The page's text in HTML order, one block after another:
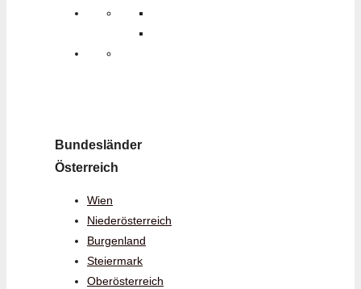
Bundesländer
Österreich
Wien
Niederösterreich
Burgenland
Steiermark
Oberösterreich